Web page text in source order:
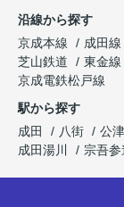
沿線から探す
京成本線
成田線
芝山鉄道
東金線
京成電鉄松戸線
駅から探す
成田
八街 公
成田湯川
宗吾参